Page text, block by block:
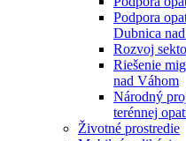
Podpora
Dubnica
Rozvoj
Riešenie
nad Váhom
Národný
terénnej
Životné prostredie